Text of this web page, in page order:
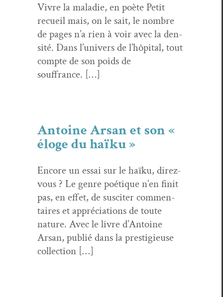
Vivre la mal­adie, en poète Petit
recueil mais, on le sait, le nom­bre
de pages n’a rien à voir avec la den­
sité. Dans l’univers de l’hôpital, tout
compte de son poids de
souffrance. […]
Antoine Arsan et son «
éloge du haïku »
Encore un essai sur le haïku, direz-
vous ? Le genre poé­tique n’en finit
pas, en effet, de sus­citer com­men­
taires et appré­ci­a­tions de toute
nature. Avec le livre d’Antoine
Arsan, pub­lié dans la pres­tigieuse
collection […]